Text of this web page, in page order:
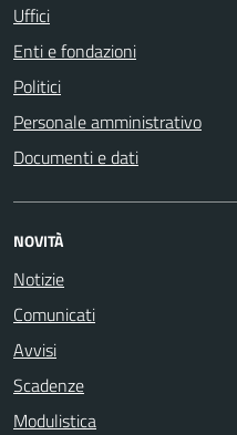
Uffici
Enti e fondazioni
Politici
Personale amministrativo
Documenti e dati
NOVITÀ
Notizie
Comunicati
Avvisi
Scadenze
Modulistica